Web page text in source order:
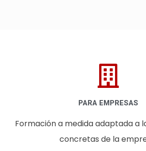
PARA EMPRESAS
Formación a medida adaptada a
concretas de la